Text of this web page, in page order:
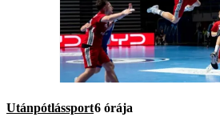
Utánpótlássport6 órája